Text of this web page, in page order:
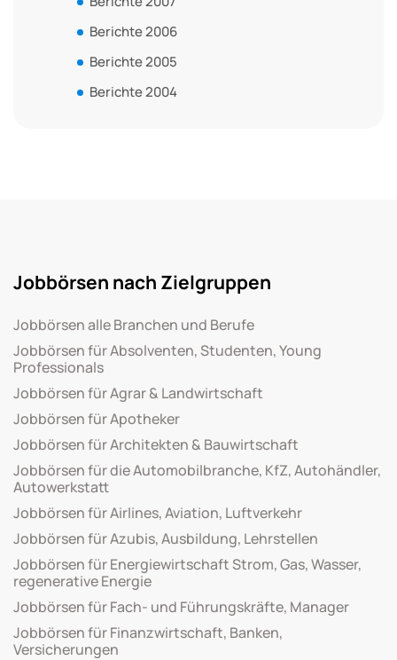
Berichte 2006
Berichte 2005
Berichte 2004
Jobbörsen nach Zielgruppen
Jobbörsen alle Branchen und Berufe
Jobbörsen für Absolventen, Studenten, Young
Professionals
Jobbörsen für Agrar & Landwirtschaft
Jobbörsen für Apotheker
Jobbörsen für Architekten & Bauwirtschaft
Jobbörsen für die Automobilbranche, KfZ, Autohändler,
Autowerkstatt
Jobbörsen für Airlines, Aviation, Luftverkehr
Jobbörsen für Azubis, Ausbildung, Lehrstellen
Jobbörsen für Energiewirtschaft Strom, Gas, Wasser,
regenerative Energie
Jobbörsen für Fach- und Führungskräfte, Manager
Jobbörsen für Finanzwirtschaft, Banken,
Versicherungen